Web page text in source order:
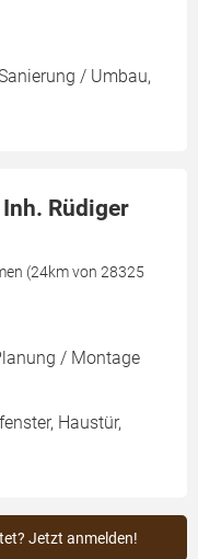
/ Umbau,
Rüdiger
(24km von 28325
/ Montage
Haustür,
Jetzt anmelden!